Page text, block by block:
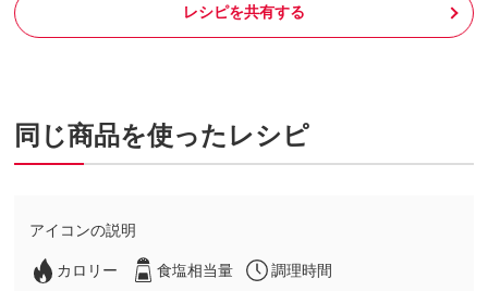
レシピを共有する
同じ商品を使ったレシピ
アイコンの説明
カロリー 食塩相当量 調理時間